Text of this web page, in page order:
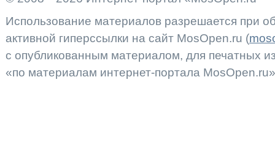
Использование материалов разрешается при
активной гиперссылки на сайт MosOpen.ru (
с опубликованным материалом, для печатных
«по материалам интернет-портала